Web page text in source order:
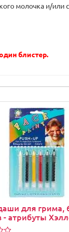
молочка и/
блистер.
для грима,
- атрибуты